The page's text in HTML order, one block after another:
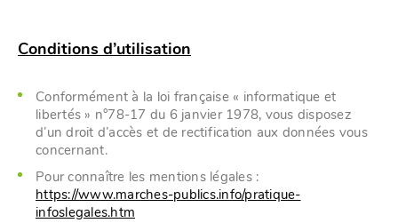
Conditions d’utilisation
Conformément à la loi française « informatique et
libertés » n°78-17 du 6 janvier 1978, vous disposez
d’un droit d’accès et de rectification aux données vous
concernant.
Pour connaître les mentions légales :
https://www.marches-publics.info/pratique-
infoslegales.htm